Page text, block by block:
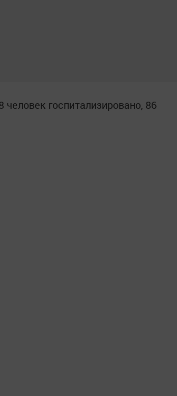
госпитализировано, 86